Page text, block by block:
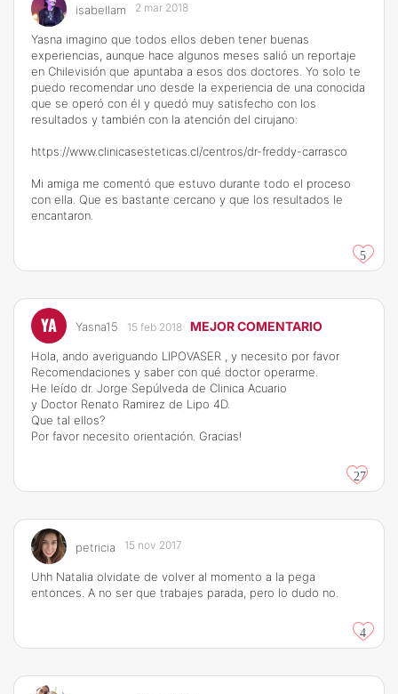
isabellam 2 mar 2018
Yasna imagino que todos ellos deben tener buenas
experiencias, aunque hace algunos meses salió un reportaje
en Chilevisión que apuntaba a esos dos doctores. Yo solo te
puedo recomendar uno desde la experiencia de una conocida
que se operó con él y quedó muy satisfecho con los
resultados y también con la atención del cirujano:
https://www.clinicasesteticas.cl/centros/dr-freddy-carrasco
Mi amiga me comentó que estuvo durante todo el proceso
con ella. Que es bastante cercano y que los resultados le
encantaron.
5
YA Yasna15 15 feb 2018 MEJOR COMENTARIO
Hola, ando averiguando LIPOVASER , y necesito por favor
Recomendaciones y saber con qué doctor operarme.
He leído dr. Jorge Sepúlveda de Clinica Acuario
y Doctor Renato Ramirez de Lipo 4D.
Que tal ellos?
Por favor necesito orientación. Gracias!
27
petricia 15 nov 2017
Uhh Natalia olvidate de volver al momento a la pega
entonces. A no ser que trabajes parada, pero lo dudo no.
4